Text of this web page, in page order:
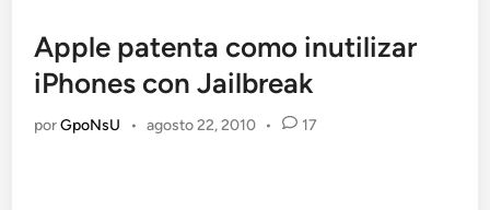
Apple patenta como inutilizar
iPhones con Jailbreak
porGpoNsU • agosto 22, 2010 • 17